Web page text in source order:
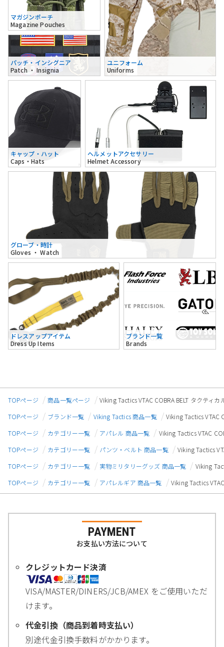
マガジンポーチ
Magazine Pouches
パッチ・インシグニア
Patch ・ Insignia
ユニフォーム
Uniforms
キャップ・ハット
Caps・Hats
ヘルメットアクセサリー
Helmet Accessory
グローブ・時計
Gloves ・ Watch
ドレスアップアイテム
Dress Up Items
ブランド一覧
Brands
TOPページ 商品一覧ページ
Viking Tactics VTAC COBRA BELT タクティ
TOPページ
ブランド一覧 Viking Tactics 商品一覧
Viking Tactics VTAC
TOPページ
カテゴリー一覧 アパレル 商品一覧
Viking Tactics VTAC
TOPページ
カテゴリー一覧 パンツ・ベルト 商品一覧
Viking Tactics
TOPページ
カテゴリー一覧 実物ミリタリーグッズ 商品一覧
Viking
TOPページ
カテゴリー一覧 アパレルギア 商品一覧 Viking Tactics
PAYMENT
お支払い方法について
クレジットカード決済
VISA/MASTER/DINERS/JCB/AMEX をご使用いただ
けます。
代金引換（商品到着時支払い）
別途代金引換手数料がかかります。